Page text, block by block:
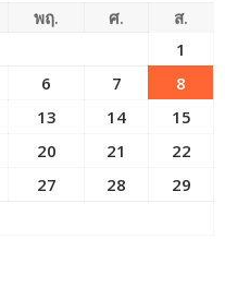
พฤ. ศ.
ส.
1
6 7
8
13 14
15
20 21
22
27 28
29